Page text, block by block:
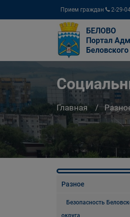
Прием граждан 2-29-
БЕЛОВО
Портал
Главная
Разное
Безопасность
округа